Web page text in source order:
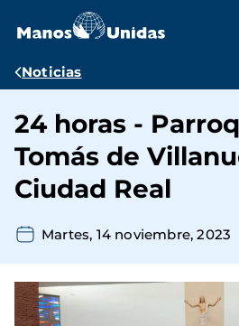
contenido
Ruta
navegación
Noticias
24 horas -
Tomás de
Ciudad Real
Martes, 14 noviembre, 2023